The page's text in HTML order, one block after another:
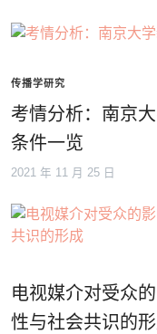
传播学研究
考情分析：南京
条件一览
2021 年 11 月 25 日
电视媒介对受众
性与社会共识的